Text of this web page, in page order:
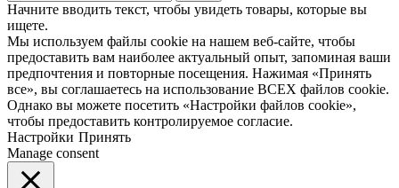
Начните вводить текст, чтобы увидеть товары, которые вы
ищете.
Мы используем файлы cookie на нашем веб-сайте, чтобы
предоставить вам наиболее актуальный опыт, запоминая ваши
предпочтения и повторные посещения. Нажимая «Принять
все», вы соглашаетесь на использование ВСЕХ файлов cookie.
Однако вы можете посетить «Настройки файлов cookie»,
чтобы предоставить контролируемое согласие.
Настройки Принять
Manage consent